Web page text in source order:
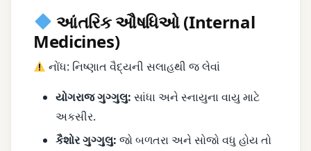
આંતરિક ઔષધિઓ (Internal
Medicines)
નોંધ: નિષ્ણાત વૈદ્યની સલાહથી જ લેવાં
યોગરાજ ગુગ્ગુલુ: સાંધા અને સ્નાયુના વાયુ માટે
અકસીર.
કૈશોર ગુગ્ગુલુ: જો બળતરા અને સોજો વધુ હોય તો